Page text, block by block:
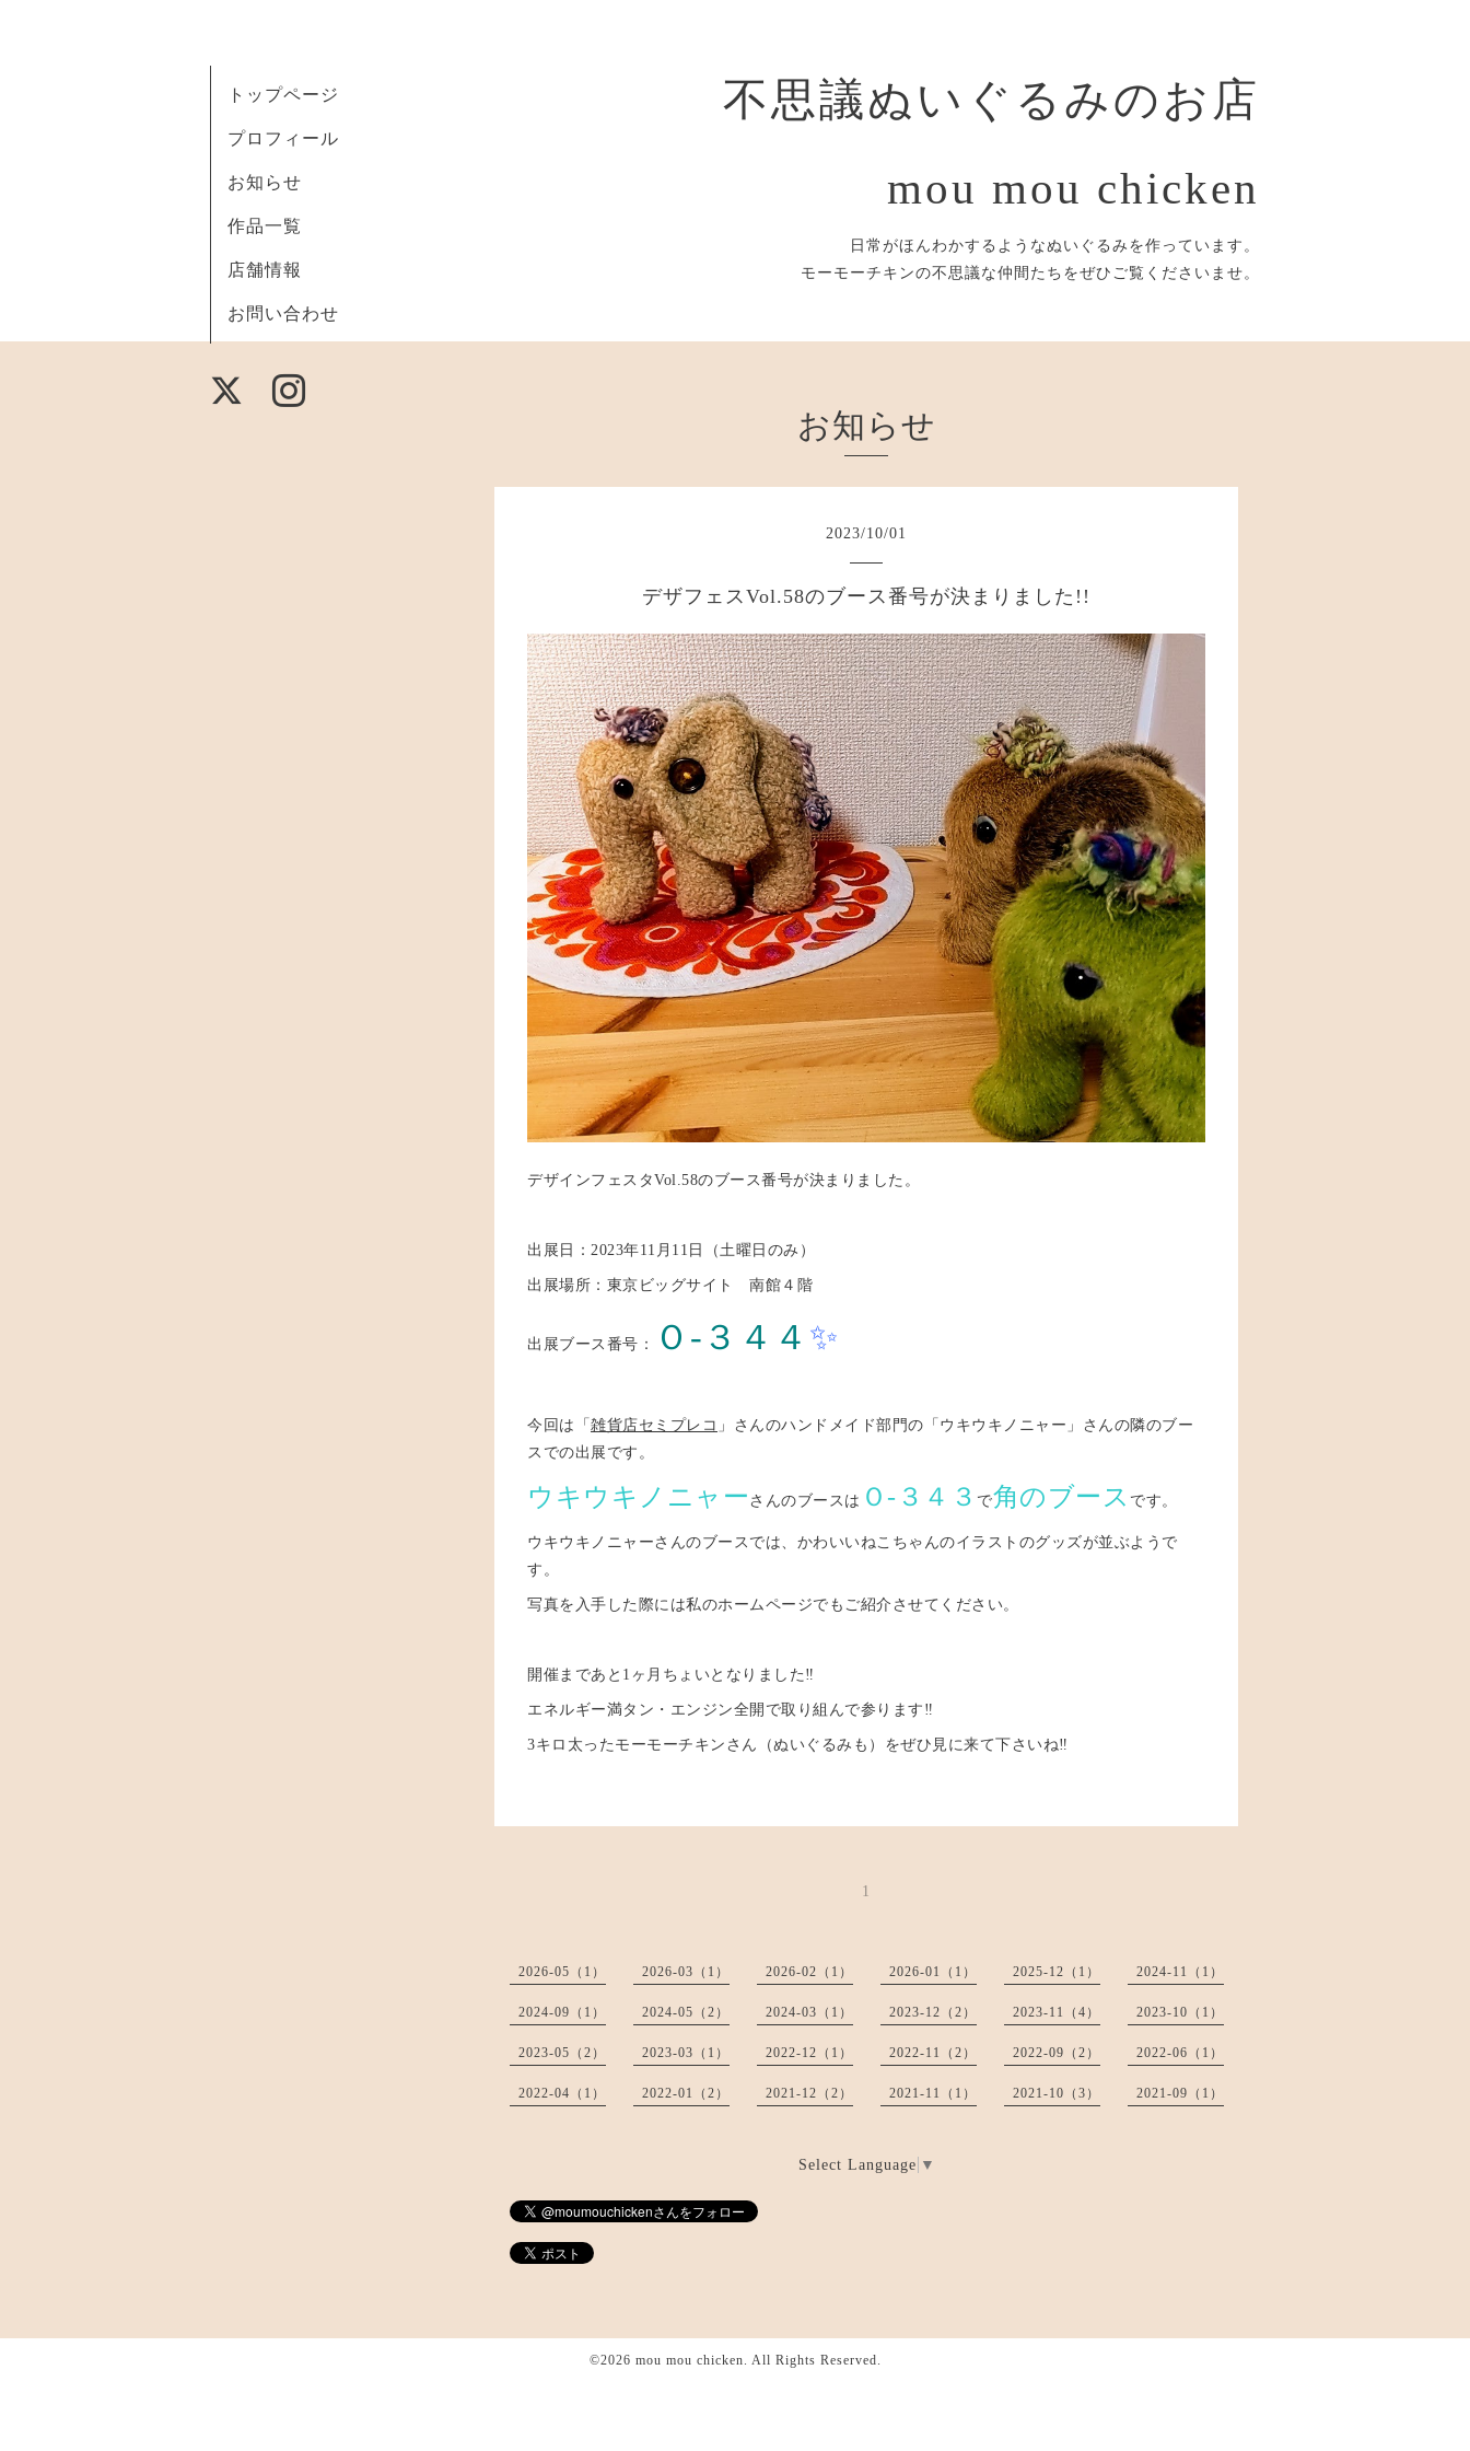
不思議ぬいぐるみのお店
mou mou chicken
日常がほんわかするようなぬいぐるみを作っています。
モーモーチキンの不思議な仲間たちをぜひご覧くださいませ。
トップページ
プロフィール
お知らせ
作品一覧
店舗情報
お問い合わせ
お知らせ
2023/10/01
デザフェスVol.58のブース番号が決まりました!!
デザインフェスタVol.58のブース番号が決まりました。
出展日：2023年11月11日（土曜日のみ）
出展場所：東京ビッグサイト 南館４階
出展ブース番号： Ｏ-３４４ ✨
今回は「 雑貨店セミプレコ 」さんのハンドメイド部門の「ウキウキノニャー」さんの隣のブー
スでの出展です。
ウキウキノニャー さんのブースは Ｏ-３４３ で角のブース です。
ウキウキノニャーさんのブースでは、かわいいねこちゃんのイラストのグッズが並ぶようで
す。
写真を入手した際には私のホームページでもご紹介させてください。
開催まであと1ヶ月ちょいとなりました‼
エネルギー満タン・エンジン全開で取り組んで参ります‼
3キロ太ったモーモーチキンさん（ぬいぐるみも）をぜひ見に来て下さいね‼
1
2026-05（1） 2026-03（1） 2026-02（1） 2026-01（1） 2025-12（1） 2024-11（1）
2024-09（1） 2024-05（2） 2024-03（1） 2023-12（2） 2023-11（4） 2023-10（1）
2023-05（2） 2023-03（1） 2022-12（1） 2022-11（2） 2022-09（2） 2022-06（1）
2022-04（1） 2022-01（2） 2021-12（2） 2021-11（1） 2021-10（3） 2021-09（1）
Select Language ▼
©2026 mou mou chicken. All Rights Reserved.